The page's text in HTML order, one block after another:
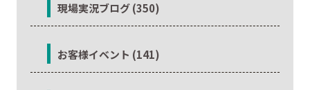
現場実況ブログ (350)
お客様イベント (141)